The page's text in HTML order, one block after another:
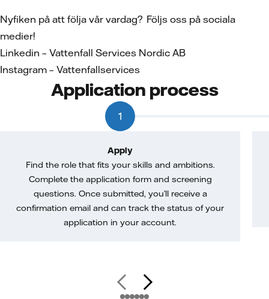
Nyfiken på att följa vår vardag? Följs oss på sociala
medier!
Linkedin – Vattenfall Services Nordic AB
Instagram – Vattenfallservices
Application process
1
Apply
Find the role that fits your skills and ambitions.
Complete the application form and screening
questions. Once submitted, you’ll receive a
confirmation email and can track the status of your
application in your account.